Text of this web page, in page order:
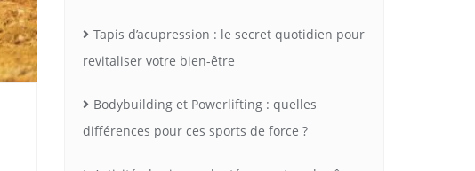
Tapis d’acupression : le secret quotidien pour
revitaliser votre bien-être
Bodybuilding et Powerlifting : quelles
différences pour ces sports de force ?